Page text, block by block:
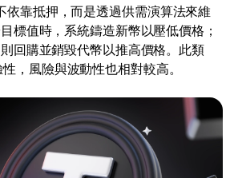
依靠抵押，而是透過供需演算法來維
標值時，系統鑄造新幣以壓低價格；
回購並銷毀代幣以推高價格。此類
，風險與波動性也相對較高。